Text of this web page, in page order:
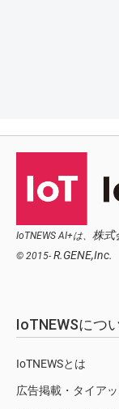
IoTNEWS AI+は、 株式
© 2015- R.GENE,Inc.
IoTNEWSにつ
IoTNEWSとは
広告掲載・タイア